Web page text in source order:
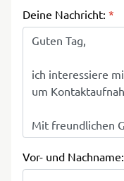
Deine Nachricht: *
Vor- und Nachname: